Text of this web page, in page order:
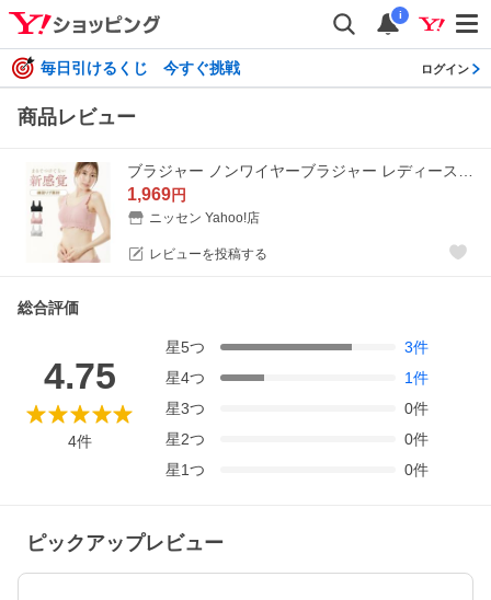
i
毎日引けるくじ 今すぐ挑戦 ログイン
商品レビュー
1,969円
ニッセン Yahoo!店
レビューを投稿する
総合評価
4.75
4件
星5つ 3件
星4つ 1件
星3つ 0件
星2つ 0件
星1つ 0件
ピックアップレビュー